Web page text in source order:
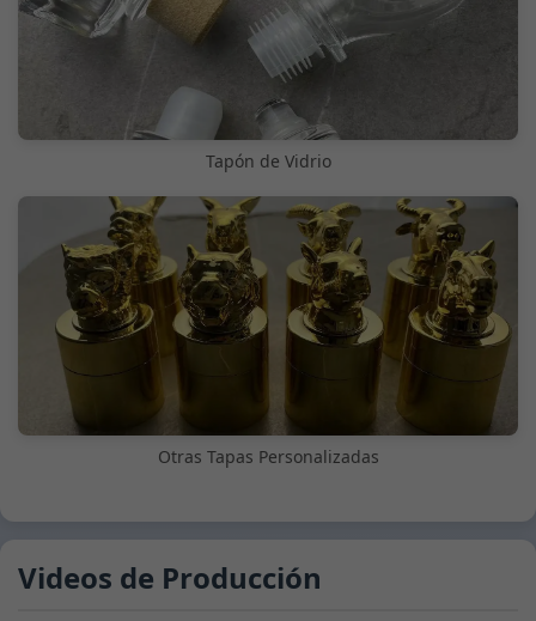
Tapón de Vidrio
Otras Tapas Personalizadas
Videos de Producción